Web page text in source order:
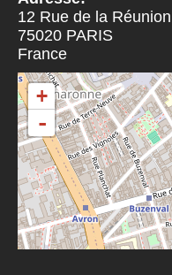
12 Rue de la Réunion
75020 PARIS
France
+
-